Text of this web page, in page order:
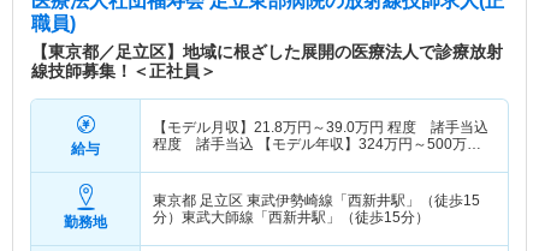
職員)
【東京都／足立区】地域に根ざした展開の医療法人で診療放射
線技師募集！＜正社員＞
給与
【モデル月収】 21.8万円～39.0万円 程度 諸手当込
程度 諸手当込 【モデル年収】 324万円～500万円
勤務地
東京都 足立区 東武伊勢崎線「西新井駅」（徒歩15
分）東武大師線「西新井駅」（徒歩15分）